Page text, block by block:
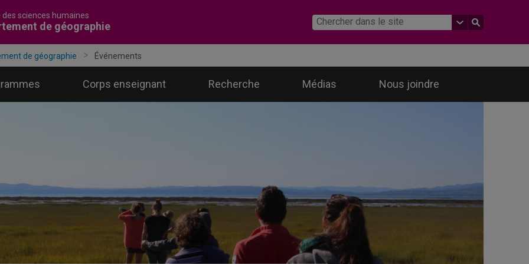
des sciences humaines
de géographie
de géographie Événements
Corps enseignant Recherche Médias Nous joindre